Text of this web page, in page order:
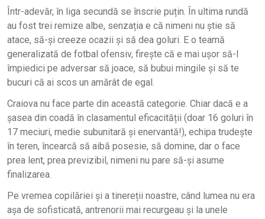
Într-adevăr, în liga secundă se înscrie puțin. În ultima rundă
au fost trei remize albe, senzația e că nimeni nu știe să
atace, să-și creeze ocazii și să dea goluri. E o teamă
generalizată de fotbal ofensiv, firește că e mai ușor să-l
împiedici pe adversar să joace, să bubui mingile și să te
bucuri că ai scos un amărât de egal.
Craiova nu face parte din această categorie. Chiar dacă e a
șasea din coadă în clasamentul eficacității (doar 16 goluri în
17 meciuri, medie subunitară și enervantă!), echipa trudește
în teren, încearcă să aibă posesie, să domine, dar o face
prea lent, prea previzibil, nimeni nu pare să-și asume
finalizarea.
Pe vremea copilăriei și a tinereții noastre, când lumea nu era
așa de sofisticată, antrenorii mai recurgeau și la unele